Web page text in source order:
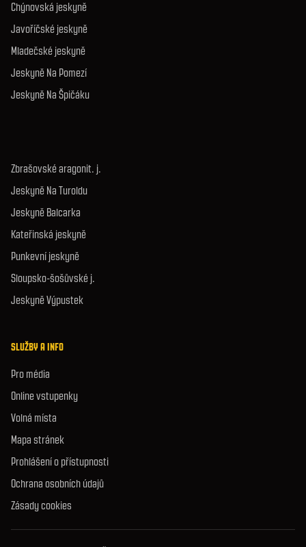
Chýnovská jeskyně
Javoříčské jeskyně
Mladečské jeskyně
Jeskyně Na Pomezí
Jeskyně Na Špičáku
Zbrašovské aragonit. j.
Jeskyně Na Turoldu
Jeskyně Balcarka
Kateřinská jeskyně
Punkevní jeskyně
Sloupsko-šošůvské j.
Jeskyně Výpustek
SLUŽBY A INFO
Pro média
Online vstupenky
Volná místa
Mapa stránek
Prohlášení o přístupnosti
Ochrana osobních údajů
Zásady cookies